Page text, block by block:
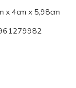
x 4cm x 5,98cm